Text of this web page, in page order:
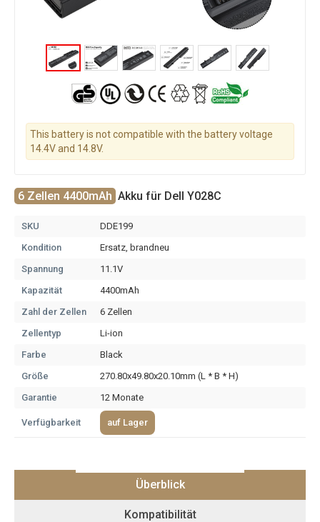
This battery is not compatible with the battery voltage
14.4V and 14.8V.
6 Zellen 4400mAh Akku für Dell Y028C
SKU
DDE199
Kondition
Ersatz, brandneu
Spannung
11.1V
Kapazität
4400mAh
Zahl der Zellen
6 Zellen
Zellentyp
Li-ion
Farbe
Black
Größe
270.80x49.80x20.10mm (L * B * H)
Garantie
12 Monate
Verfügbarkeit auf Lager
Überblick
Kompatibilität